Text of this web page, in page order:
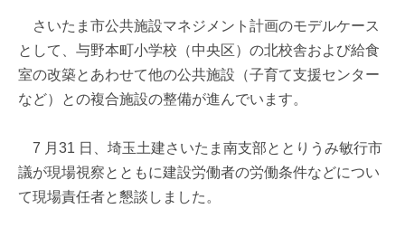
さいたま市公共施設マネジメント計画のモデルケース
として、与野本町小学校（中央区）の北校舎および給食
室の改築とあわせて他の公共施設（子育て支援センター
など）との複合施設の整備が進んでいます。
7 月31 日、埼玉土建さいたま南支部ととりうみ敏行市
議が現場視察とともに建設労働者の労働条件などについ
て現場責任者と懇談しました。